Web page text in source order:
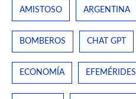
AMISTOSO ARGENTINA
BOMBEROS CHAT GPT
ECONOMÍA EFEMÉRIDES